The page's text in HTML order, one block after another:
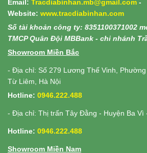
Email: Tracdiabinhan.mb@gmail.com -
Website: www.tracdiabinhan.com
Số tài khoản công ty: 8351100371002
TMCP Quân Đội MBBank - chi nhánh
Showroom Miền Bắc
- Địa chỉ: Số 279 Lương Thế Vinh,
Từ Liêm, Hà Nội
Hotline: 0946.222.488
- Địa chỉ: Thị trấn Tây Đằng - Huyện Ba Vì
Hotline: 0946.222.488
Showroom Miền Nam